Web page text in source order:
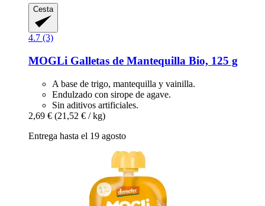
Cesta
4.7 (3)
MOGLi Galletas de Mantequilla Bio, 125 g
A base de trigo, mantequilla y vainilla.
Endulzado con sirope de agave.
Sin aditivos artificiales.
2,69 € (21,52 € / kg)
Entrega hasta el 19 agosto